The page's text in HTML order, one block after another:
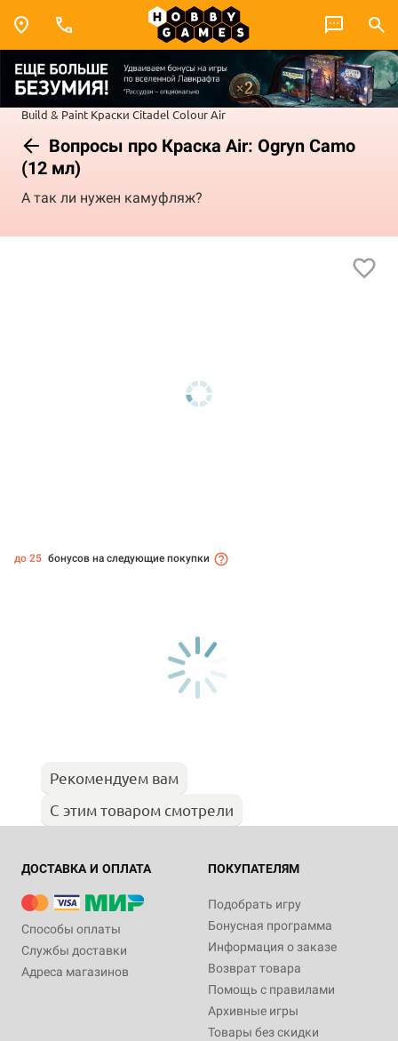
Build & Paint Краски Citadel ColourAir
Вопросы про Краска Air: Ogryn Camo
(12 мл)
А так ли нужен камуфляж?
до 25 бонусов на следующие покупки
Рекомендуем вам
С этим товаром смотрели
ДОСТАВКА И ОПЛАТА
Способы оплаты
Службы доставки
Адреса магазинов
ПОКУПАТЕЛЯМ
Подобрать игру
Бонусная программа
Информация о заказе
Возврат товара
Помощь с правилами
Архивные игры
Товары без скидки